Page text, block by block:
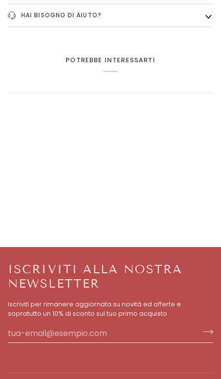
HAI BISOGNO DI AIUTO?
POTREBBE INTERESSARTI
ISCRIVITI ALLA NOSTRA
NEWSLETTER
Iscriviti per rimanere aggiornata su novità ed offerte e
sopratutto un 10% di sconto sul tuo primo acquisto